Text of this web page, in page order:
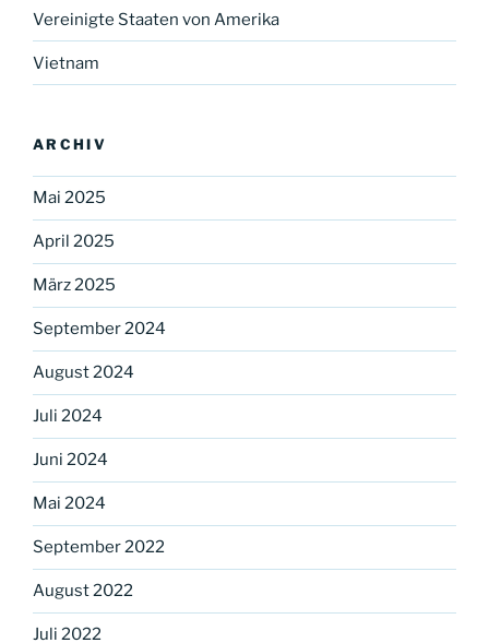
Vereinigte Staaten von Amerika
Vietnam
ARCHIV
Mai 2025
April 2025
März 2025
September 2024
August 2024
Juli 2024
Juni 2024
Mai 2024
September 2022
August 2022
Juli 2022